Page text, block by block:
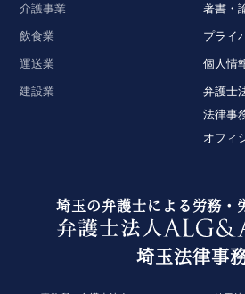
介護事業
飲食業
運送業
建設業
著書・
プライ
個人情
弁護士
法律事
オフィ
埼玉の弁護士による労務・
埼玉法律事